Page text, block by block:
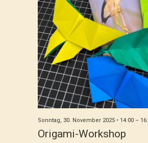
Sonntag, 30. November 2025 • 14:00–
Origami-Workshop